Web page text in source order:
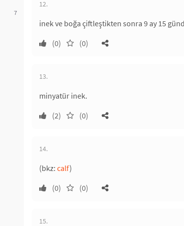
7
12.
inek ve boğa çiftleştikten sonra 9 ay 15
(0)
(0)
13.
minyatür inek.
(2)
(0)
14.
(bkz: calf)
(0)
(0)
15.